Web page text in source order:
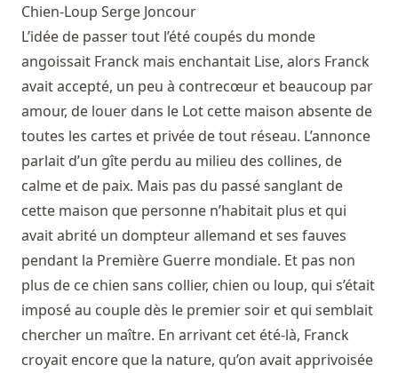
Chien-Loup Serge Joncour
L’idée de passer tout l’été coupés du monde
angoissait Franck mais enchantait Lise, alors Franck
avait accepté, un peu à contrecœur et beaucoup par
amour, de louer dans le Lot cette maison absente de
toutes les cartes et privée de tout réseau. L’annonce
parlait d’un gîte perdu au milieu des collines, de
calme et de paix. Mais pas du passé sanglant de
cette maison que personne n’habitait plus et qui
avait abrité un dompteur allemand et ses fauves
pendant la Première Guerre mondiale. Et pas non
plus de ce chien sans collier, chien ou loup, qui s’était
imposé au couple dès le premier soir et qui semblait
chercher un maître. En arrivant cet été-là, Franck
croyait encore que la nature, qu’on avait apprivoisée